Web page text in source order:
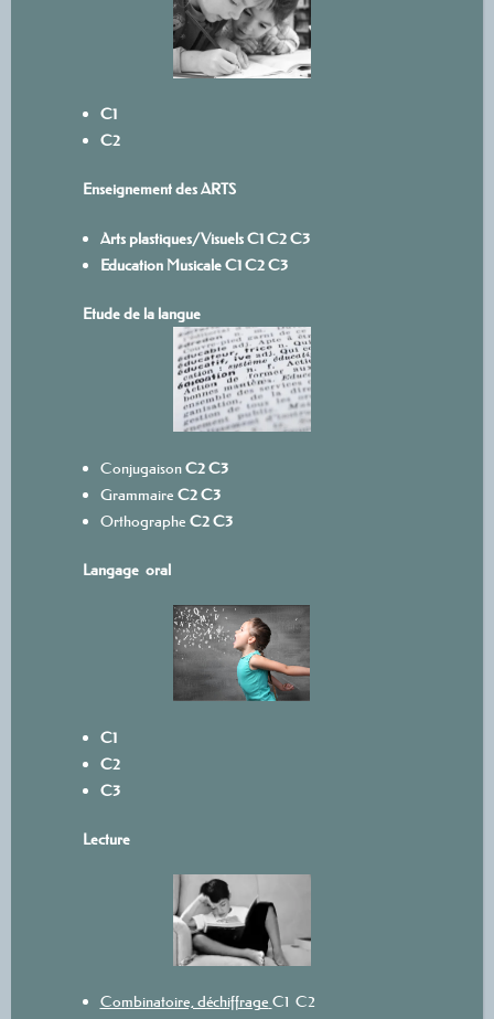
C1
C2
Enseignement des ARTS
Arts plastiques/VisuelsC1C2C3
Education MusicaleC1C2C3
Etude de la langue
ConjugaisonC2C3
Grammaire C2C3
Orthographe C2C3
Langage oral
C1
C2
C3
Lecture
Combinatoire, déchiffrage C1 C2